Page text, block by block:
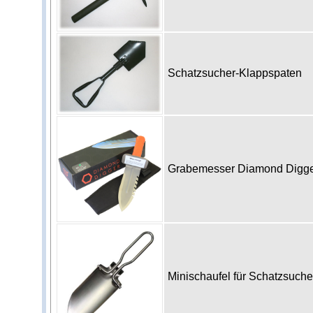
Schatzsucher-Klappspaten
Grabemesser Diamond
Minischaufel für